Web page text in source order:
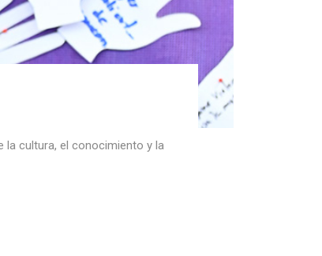
la cultura, el conocimiento y la